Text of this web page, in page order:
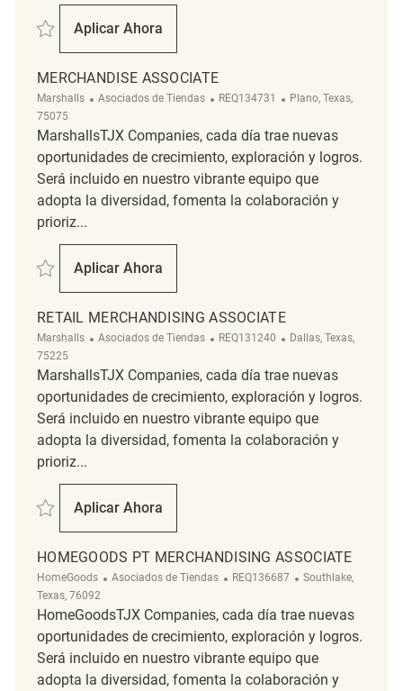
Salvar Merchandise Associate REQ139101
Aplicar Ahora
Merchandise Associate
MERCHANDISE ASSOCIATE
Marshalls Categoría
Asociados de Tiendas ReqId
REQ134731 Ubicación
Plano, Texas,
75075
MarshallsTJX Companies, cada día trae nuevas
oportunidades de crecimiento, exploración y logros.
Será incluido en nuestro vibrante equipo que
adopta la diversidad, fomenta la colaboración y
prioriz...
Salvar Merchandise Associate REQ134731
Aplicar Ahora
Merchandise Associate
RETAIL MERCHANDISING ASSOCIATE
Marshalls Categoría
Asociados de Tiendas ReqId
REQ131240 Ubicación
Dallas, Texas,
75225
MarshallsTJX Companies, cada día trae nuevas
oportunidades de crecimiento, exploración y logros.
Será incluido en nuestro vibrante equipo que
adopta la diversidad, fomenta la colaboración y
prioriz...
Salvar Retail Merchandising Associate REQ131240
Aplicar Ahora
Retail Merchandising Associate
HOMEGOODS PT MERCHANDISING ASSOCIATE
HomeGoods Categoría
Asociados de Tiendas ReqId
REQ136687 Ubicación
Southlake,
Texas, 76092
HomeGoodsTJX Companies, cada día trae nuevas
oportunidades de crecimiento, exploración y logros.
Será incluido en nuestro vibrante equipo que
adopta la diversidad, fomenta la colaboración y